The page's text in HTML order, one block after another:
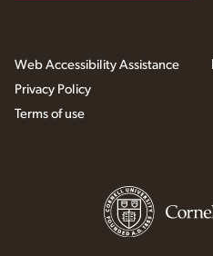
Web Accessibility Assistance
Privacy Policy
Terms of use